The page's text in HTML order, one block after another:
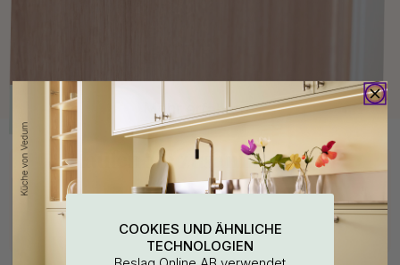
Kaufen Sie zusammen mit
COOKIES UND ÄHNLICHE
TECHNOLOGIEN